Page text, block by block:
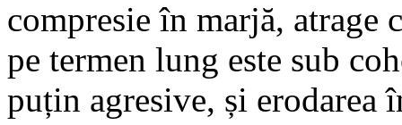
compresie în marjă, atrage
pe termen lung este sub
puțin agresive, și erodarea